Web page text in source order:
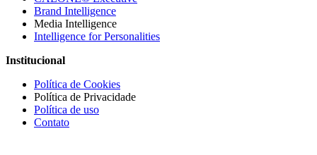
Brand Intelligence
Media Intelligence
Intelligence for Personalities
Institucional
Política de Cookies
Política de Privacidade
Política de uso
Contato